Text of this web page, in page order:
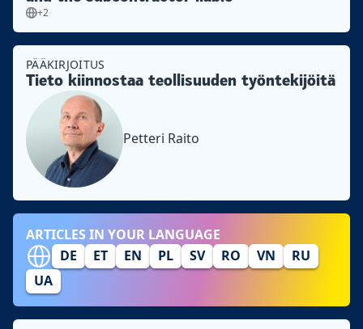
+2
PÄÄKIRJOITUS
Tieto kiinnostaa teollisuuden työntekijöitä
Petteri Raito
ARTICLES IN YOUR LANGUAGE
DE
ET EN PL SV RO VN
RU
UA